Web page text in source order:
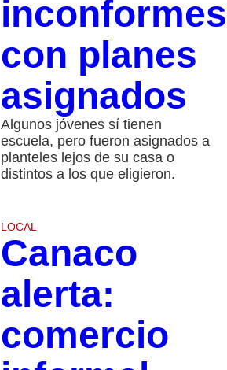
inconformes
con planes
asignados
Algunos jóvenes sí tienen
escuela, pero fueron asignados a
planteles lejos de su casa o
distintos a los que eligieron.
LOCAL
Canaco
alerta:
comercio